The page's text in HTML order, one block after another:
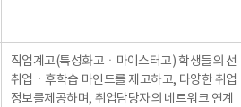
직업계고(특성화고ㆍ마이스터고) 학생들의 선
취업ㆍ후학습 마인드를 제고하고, 다양한 취업
정보를제공하며, 취업담당자의 네트워크 연계